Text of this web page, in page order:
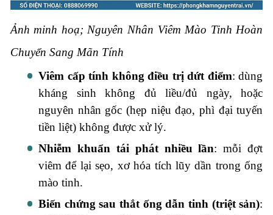
Ảnh minh hoạ; Nguyên Nhân Viêm Mào Tinh Hoàn
Chuyển Sang Mãn Tính
Viêm cấp tính không điều trị dứt điểm: dùng
kháng sinh không đủ liều/đủ ngày, hoặc
nguyên nhân gốc (hẹp niệu đạo, phì đại tuyến
tiền liệt) không được xử lý.
Nhiễm khuẩn tái phát nhiều lần: mỗi đợt
viêm để lại sẹo, xơ hóa tích lũy dần trong ống
mào tinh.
Biến chứng sau thắt ống dẫn tinh (triệt sản):